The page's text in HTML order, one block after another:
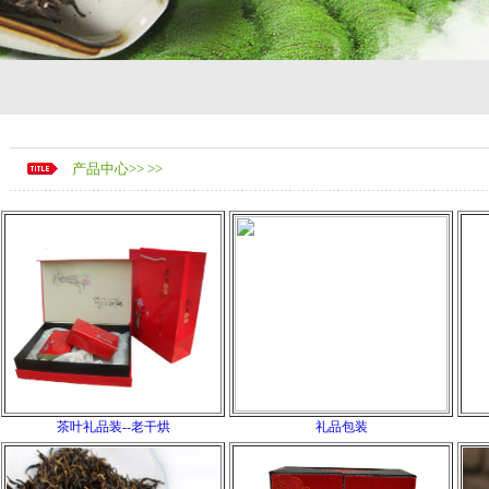
产品中心>> >>
茶叶礼品装--老干烘 礼品包装